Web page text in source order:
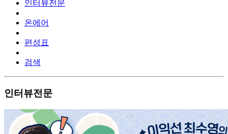
인터뷰전문
온에어
편성표
검색
인터뷰전문